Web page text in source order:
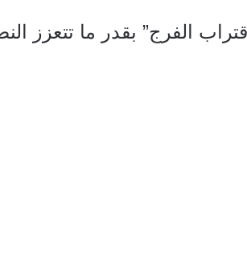
الفرج” بقدر ما تتعزز